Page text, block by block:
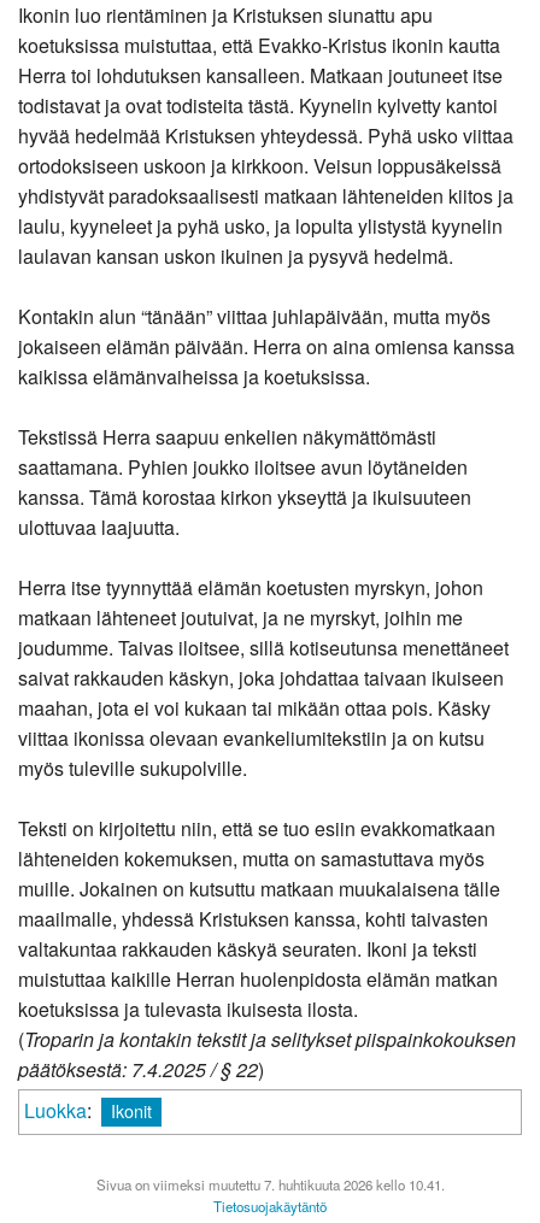
Ikonin luo rientäminen ja Kristuksen siunattu apu
koetuksissa muistuttaa, että Evakko-Kristus ikonin kautta
Herra toi lohdutuksen kansalleen. Matkaan joutuneet itse
todistavat ja ovat todisteita tästä. Kyynelin kylvetty kantoi
hyvää hedelmää Kristuksen yhteydessä. Pyhä usko viittaa
ortodoksiseen uskoon ja kirkkoon. Veisun loppusäkeissä
yhdistyvät paradoksaalisesti matkaan lähteneiden kiitos ja
laulu, kyyneleet ja pyhä usko, ja lopulta ylistystä kyynelin
laulavan kansan uskon ikuinen ja pysyvä hedelmä.
Kontakin alun “tänään” viittaa juhlapäivään, mutta myös
jokaiseen elämän päivään. Herra on aina omiensa kanssa
kaikissa elämänvaiheissa ja koetuksissa.
Tekstissä Herra saapuu enkelien näkymättömästi
saattamana. Pyhien joukko iloitsee avun löytäneiden
kanssa. Tämä korostaa kirkon ykseyttä ja ikuisuuteen
ulottuvaa laajuutta.
Herra itse tyynnyttää elämän koetusten myrskyn, johon
matkaan lähteneet joutuivat, ja ne myrskyt, joihin me
joudumme. Taivas iloitsee, sillä kotiseutunsa menettäneet
saivat rakkauden käskyn, joka johdattaa taivaan ikuiseen
maahan, jota ei voi kukaan tai mikään ottaa pois. Käsky
viittaa ikonissa olevaan evankeliumitekstiin ja on kutsu
myös tuleville sukupolville.
Teksti on kirjoitettu niin, että se tuo esiin evakkomatkaan
lähteneiden kokemuksen, mutta on samastuttava myös
muille. Jokainen on kutsuttu matkaan muukalaisena tälle
maailmalle, yhdessä Kristuksen kanssa, kohti taivasten
valtakuntaa rakkauden käskyä seuraten. Ikoni ja teksti
muistuttaa kaikille Herran huolenpidosta elämän matkan
koetuksissa ja tulevasta ikuisesta ilosta.
(Troparin ja kontakin tekstit ja selitykset piispainkokouksen
päätöksestä: 7.4.2025 / § 22)
Luokka: Ikonit
Sivua on viimeksi muutettu 7. huhtikuuta 2026 kello 10.41.
Tietosuojakäytäntö